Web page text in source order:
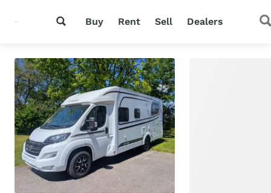
Buy Rent Sell Dealers